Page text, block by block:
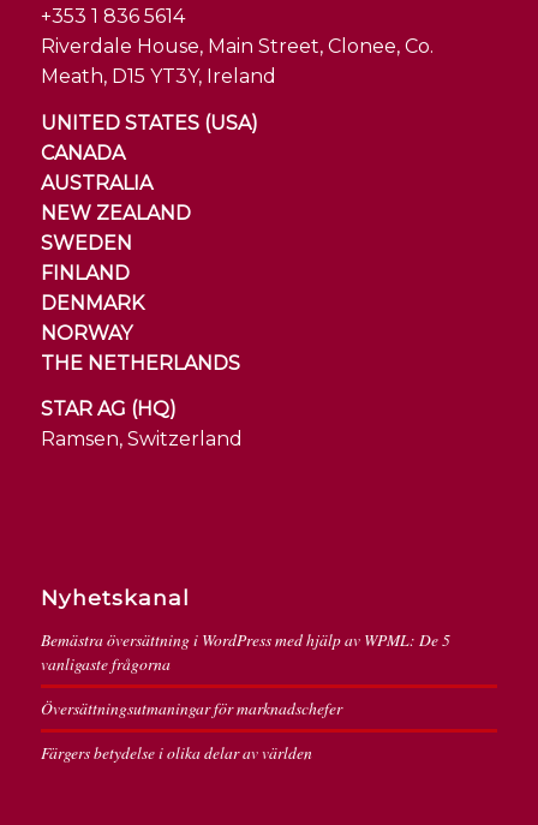
+353 1 836 5614
Riverdale House, Main Street, Clonee, Co.
Meath, D15 YT3Y, Ireland
UNITED STATES (USA)
CANADA
AUSTRALIA
NEW ZEALAND
SWEDEN
FINLAND
DENMARK
NORWAY
THE NETHERLANDS
STAR AG (HQ)
Ramsen, Switzerland
Nyhetskanal
Bemästra översättning i WordPress med hjälp av WPML: De 5
vanligaste frågorna
Översättningsutmaningar för marknadschefer
Färgers betydelse i olika delar av världen